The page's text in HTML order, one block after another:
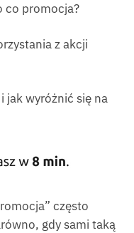
co promocja?
z akcji
jak wyróżnić się na
często
gdy sami taką